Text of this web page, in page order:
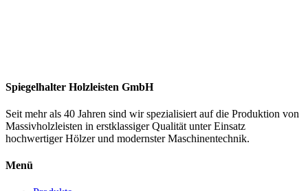
Spiegelhalter Holzleisten GmbH
Seit mehr als 40 Jahren sind wir spezialisiert auf die Produktion von
Massivholzleisten in erstklassiger Qualität unter Einsatz
hochwertiger Hölzer und modernster Maschinentechnik.
Menü